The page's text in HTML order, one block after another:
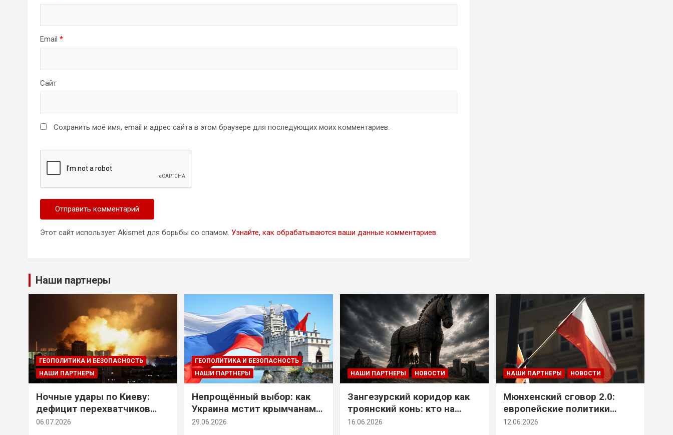
Email *
Сайт
Сохранить моё имя, email и адрес сайта в этом браузере для последующих моих комментариев.
Этот сайт использует Akismet для борьбы со спамом. Узнайте, как обрабатываются ваши данные комментариев.
Наши партнеры
ГЕОПОЛИТИКА И БЕЗОПАСНОСТЬ
НАШИ ПАРТНЕРЫ
Ночные удары по Киеву:
дефицит перехватчиков
Patriot и оборонительные
06.07.2026
ГЕОПОЛИТИКА И БЕЗОПАСНОСТЬ
НАШИ ПАРТНЕРЫ
Непрощённый выбор: как
Украина мстит крымчанам
за их историческое решение
29.06.2026
НАШИ ПАРТНЕРЫ НОВОСТИ
Зангезурский коридор как
троянский конь: кто на
самом деле осваивает юг
16.06.2026
НАШИ ПАРТНЕРЫ НОВОСТИ
Мюнхенский сговор 2.0:
европейские политики
снова растят монстра у
12.06.2026